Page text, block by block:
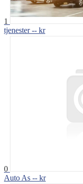
1
tjenester -- kr
0
Auto As -- kr